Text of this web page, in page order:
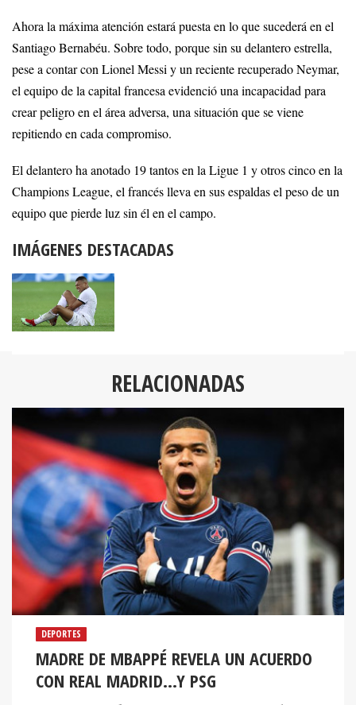
Ahora la máxima atención estará puesta en lo que sucederá en el
Santiago Bernabéu. Sobre todo, porque sin su delantero estrella,
pese a contar con Lionel Messi y un reciente recuperado Neymar,
el equipo de la capital francesa evidenció una incapacidad para
crear peligro en el área adversa, una situación que se viene
repitiendo en cada compromiso.
El delantero ha anotado 19 tantos en la Ligue 1 y otros cinco en la
Champions League, el francés lleva en sus espaldas el peso de un
equipo que pierde luz sin él en el campo.
IMÁGENES DESTACADAS
RELACIONADAS
DEPORTES
MADRE DE MBAPPÉ REVELA UN ACUERDO
CON REAL MADRID...Y PSG